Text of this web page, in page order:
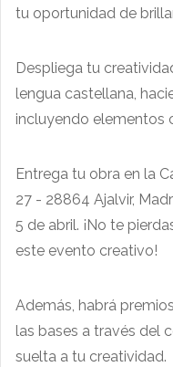
tu oportunidad de
Despliega tu
lengua castellana,
incluyendo elementos
Entrega tu obra en la
27 - 28864 Ajalvir,
5 de abril. ¡No te
este evento creativo!
Además, habrá
las bases a través del
suelta a tu creatividad.